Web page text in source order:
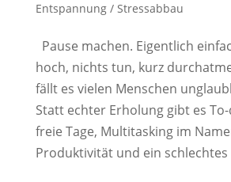
Entspannung / Stressabbau
Pause machen. Eigentlich
hoch, nichts tun, kurz
fällt es vielen Menschen
Statt echter Erholung gibt es
freie Tage, Multitasking im
Produktivität und ein schlechtes